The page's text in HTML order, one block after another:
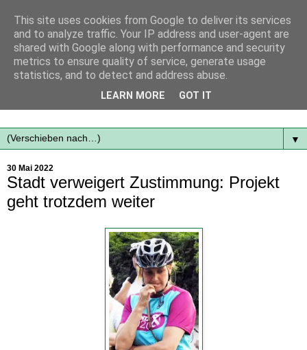
Mit frischen Themen aus der Region immer auf dem
▼
30 Mai 2022
Stadt verweigert Zustimmung: Projekt
geht trotzdem weiter
This site uses cookies from Google to deliver its services
and to analyze traffic. Your IP address and user-agent are
shared with Google along with performance and security
metrics to ensure quality of service, generate usage
statistics, and to detect and address abuse.
LEARN MORE GOT IT